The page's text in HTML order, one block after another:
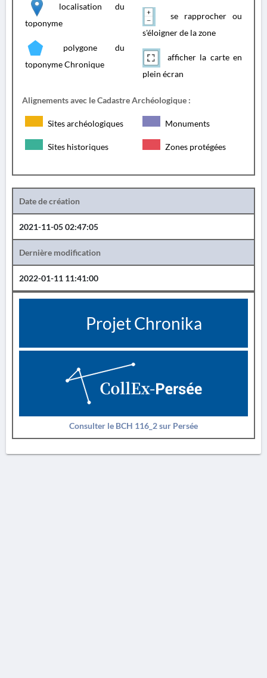
localisation du
toponyme
polygone du
toponyme Chronique
se rapprocher ou
s'éloigner de la zone
afficher la carte en
plein écran
Alignements avec le Cadastre Archéologique :
Sites archéologiques Monuments
Sites historiques Zones protégées
Date de création
2021-11-05 02:47:05
Dernière modification
2022-01-11 11:41:00
Projet Chronika
Consulter le BCH 116_2 sur Persée